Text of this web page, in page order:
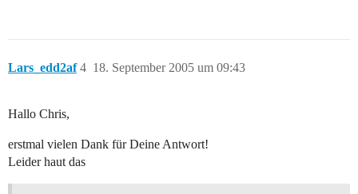
Lars_edd2af 18. September 2005 um 09:43
4
Hallo Chris,
erstmal vielen Dank für Deine Antwort!
Leider haut das